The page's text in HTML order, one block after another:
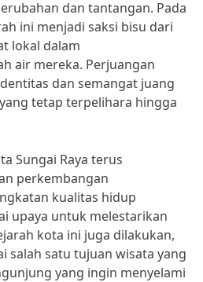
dan tantangan. Pada
ini menjadi saksi bisu dari
lokal dalam
air mereka. Perjuangan
dan semangat juang
tetap terpelihara hingga
Sungai Raya terus
perkembangan
kualitas hidup
upaya untuk melestarikan
kota ini juga dilakukan,
salah satu tujuan wisata yang
yang ingin menyelami